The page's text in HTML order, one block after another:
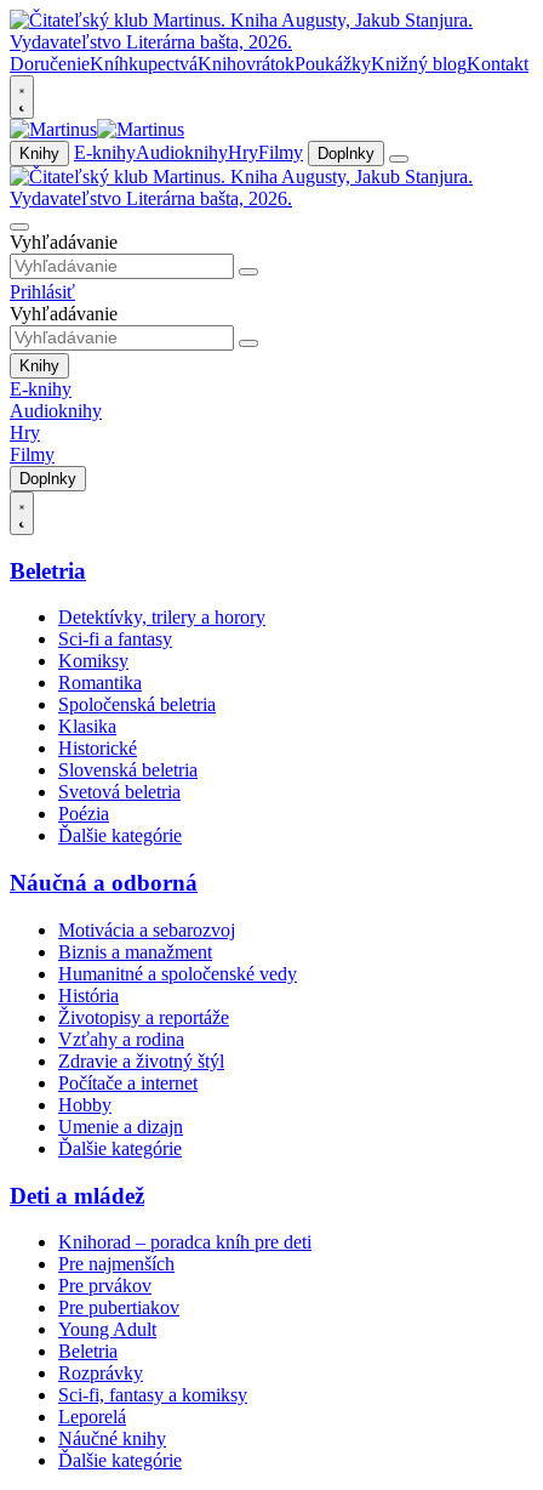
DoručenieKníhkupectváKnihovrátokPoukážkyKnižný blogKontakt
Knihy E-knihyAudioknihyHryFilmy Doplnky
Vyhľadávanie
Prihlásiť
Vyhľadávanie
Knihy
E-knihy
Audioknihy
Hry
Filmy
Doplnky
Beletria
Detektívky, trilery a horory
Sci-fi a fantasy
Komiksy
Romantika
Spoločenská beletria
Klasika
Historické
Slovenská beletria
Svetová beletria
Poézia
Ďalšie kategórie
Náučná a odborná
Motivácia a sebarozvoj
Biznis a manažment
Humanitné a spoločenské vedy
História
Životopisy a reportáže
Vzťahy a rodina
Zdravie a životný štýl
Počítače a internet
Hobby
Umenie a dizajn
Ďalšie kategórie
Deti a mládež
Knihorad – poradca kníh pre deti
Pre najmenších
Pre prvákov
Pre pubertiakov
Young Adult
Beletria
Rozprávky
Sci-fi, fantasy a komiksy
Leporelá
Náučné knihy
Ďalšie kategórie